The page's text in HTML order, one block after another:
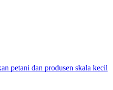
petani dan produsen skala kecil